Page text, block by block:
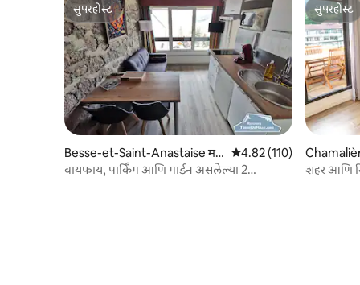
सुपरहोस्ट
सुपरहोस्ट
Besse-et-Saint-Anastaise म
धील काँडो
5 पैकी 4.82 सरासरी रेटिंग,
4.82 (110)
वायफाय, पार्किंग आणि गार्डन असलेल्या 2
सुपरहोस्ट
सुपरहोस्ट
शहर आणि